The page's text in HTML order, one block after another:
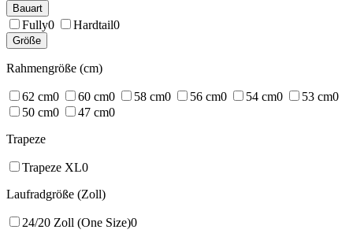
Bauart
Fully0 Hardtail0
Größe
Rahmengröße (cm)
62 cm0 60 cm0 58 cm0 56 cm0 54 cm0 53 cm0
50 cm0 47 cm0
Trapeze
Trapeze XL0
Laufradgröße (Zoll)
24/20 Zoll (One Size)0